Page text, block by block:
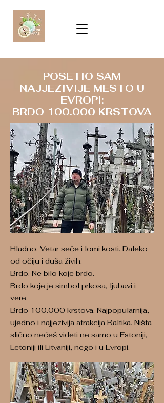
POSETIO SAM
NAJJEZIVIJE MESTO U
EVROPI:
BRDO 100.000 KRSTOVA
Hladno. Vetar seče i lomi kosti. Daleko
od očiju i duša živih.
Brdo. Ne bilo koje brdo.
Brdo koje je simbol prkosa, ljubavi i
vere.
Brdo 100.000 krstova. Najpopularnija,
ujedno i najjezivija atrakcija Baltika. Ništa
slično nećeš videti ne samo u Estoniji,
Letoniji ili Litvaniji, nego i u Evropi.